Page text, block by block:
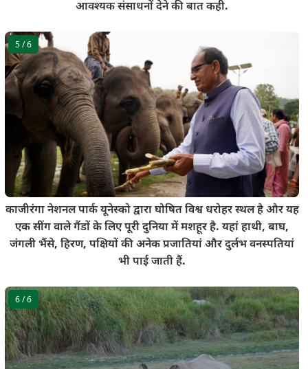
आवश्यक संसाधनों देने की बात कही.
5/ 6
काजीरंगा नेशनल पार्क यूनेस्को द्वारा घोषित विश्व धरोहर स्थल है और यह
एक सींग वाले गैंडों के लिए पूरी दुनिया में मशहूर है. यहां हाथी, बाघ,
जंगली भैंसे, हिरण, पक्षियों की अनेक प्रजातियां और दुर्लभ वनस्पतियां
भी पाई जाती हैं.
6/ 6